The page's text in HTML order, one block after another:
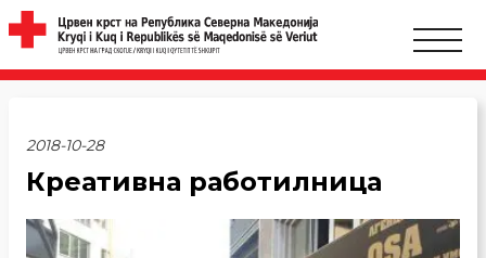
2018-10-28
Креативна работилница